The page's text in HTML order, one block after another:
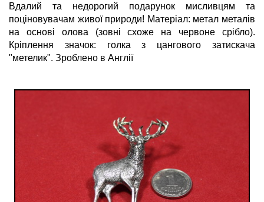
Вдалий та недорогий подарунок мисливцям та
поціновувачам живої природи! Матеріал: метал металів
на основі олова (зовні схоже на червоне срібло).
Кріплення значок: голка з цангового затискача
"метелик". Зроблено в Англії